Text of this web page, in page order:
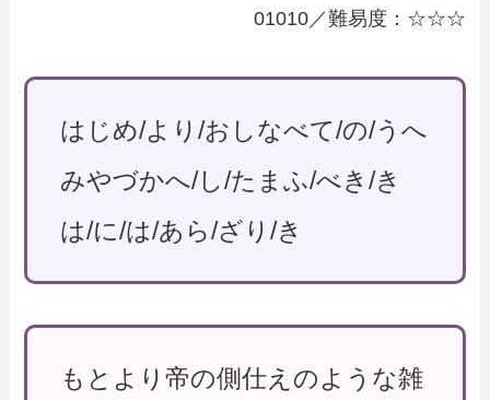
01010／難易度：☆☆☆
はじめ/より/おしなべて/の/うへ
みやづかへ/し/たまふ/べき/き
は/に/は/あら/ざり/き
もとより帝の側仕えのような雑